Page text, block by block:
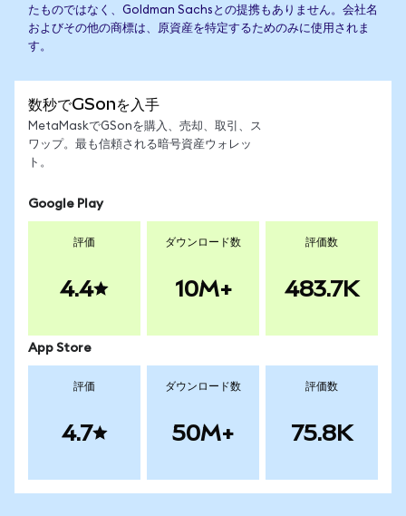
たものではなく、Goldman Sachsとの提携もありません。会社名
およびその他の商標は、原資産を特定するためのみに使用されま
す。
数秒でGSonを入手
MetaMaskでGSonを購入、売却、取引、ス
ワップ。最も信頼される暗号資産ウォレッ
ト。
Google Play
評価
4.4
ダウンロード数
10M+
評価数
483.7K
App Store
評価
4.7
ダウンロード数
50M+
評価数
75.8K